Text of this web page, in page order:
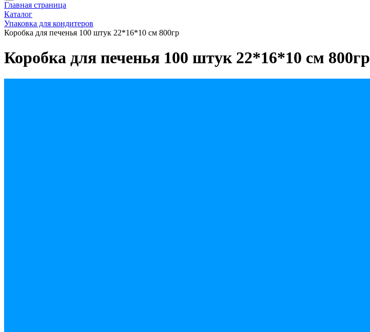
Главная страница
Каталог
Упаковка для кондитеров
Коробка для печенья 100 штук 22*16*10 см 800гр
Коробка для печенья 100 штук 22*16*10 см 800гр